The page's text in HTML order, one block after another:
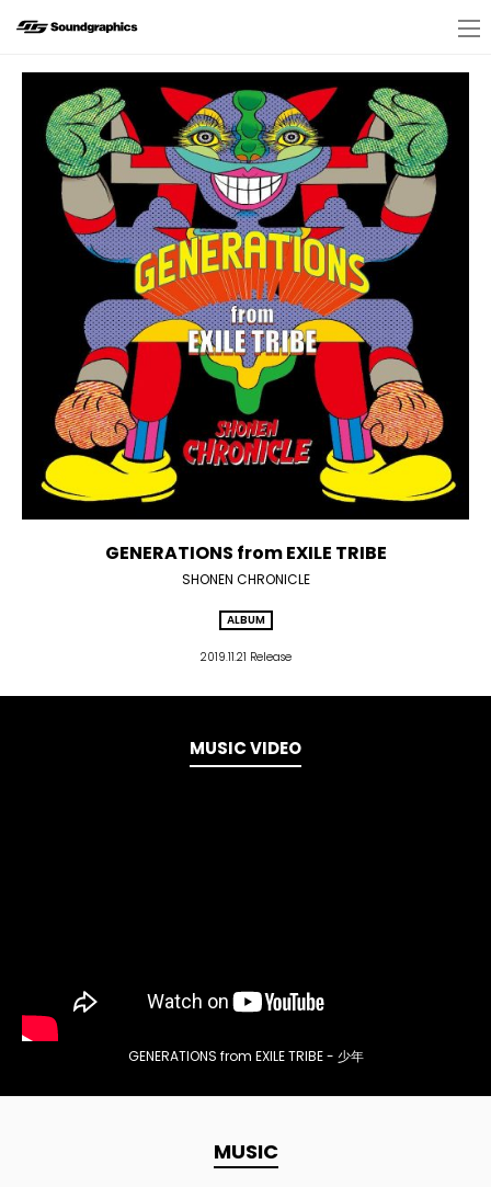
GENERATIONS from EXILE TRIBE
SHONEN CHRONICLE
ALBUM
2019.11.21 Release
MUSIC VIDEO
GENERATIONS from EXILE TRIBE - 少年
MUSIC